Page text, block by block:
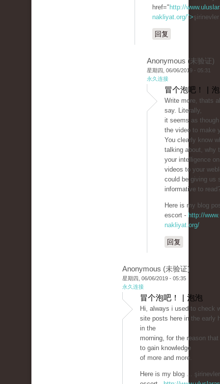
href=" http://
nakliyat.org/">
回复
Anonymous (未验证)
星期四, 06/06/2019 - 05:31
永久连接
冒个泡吧！ |
Write more, thats
say. Literally,
it seems as
the video to make
You clearly know
talking about, why
your intelligence
videos to your
could be giving us
informative to
Here is my blog
escort - http://
nakliyat.org/
回复
Anonymous (未验证)
星期四, 06/06/2019 - 05:35
永久连接
冒个泡吧！ | 泡泡
Hi, always i used to check
site posts here in the early
in the
morning, for the reason
to gain knowledge
of more and more.
Here is my blog ... şirinevler